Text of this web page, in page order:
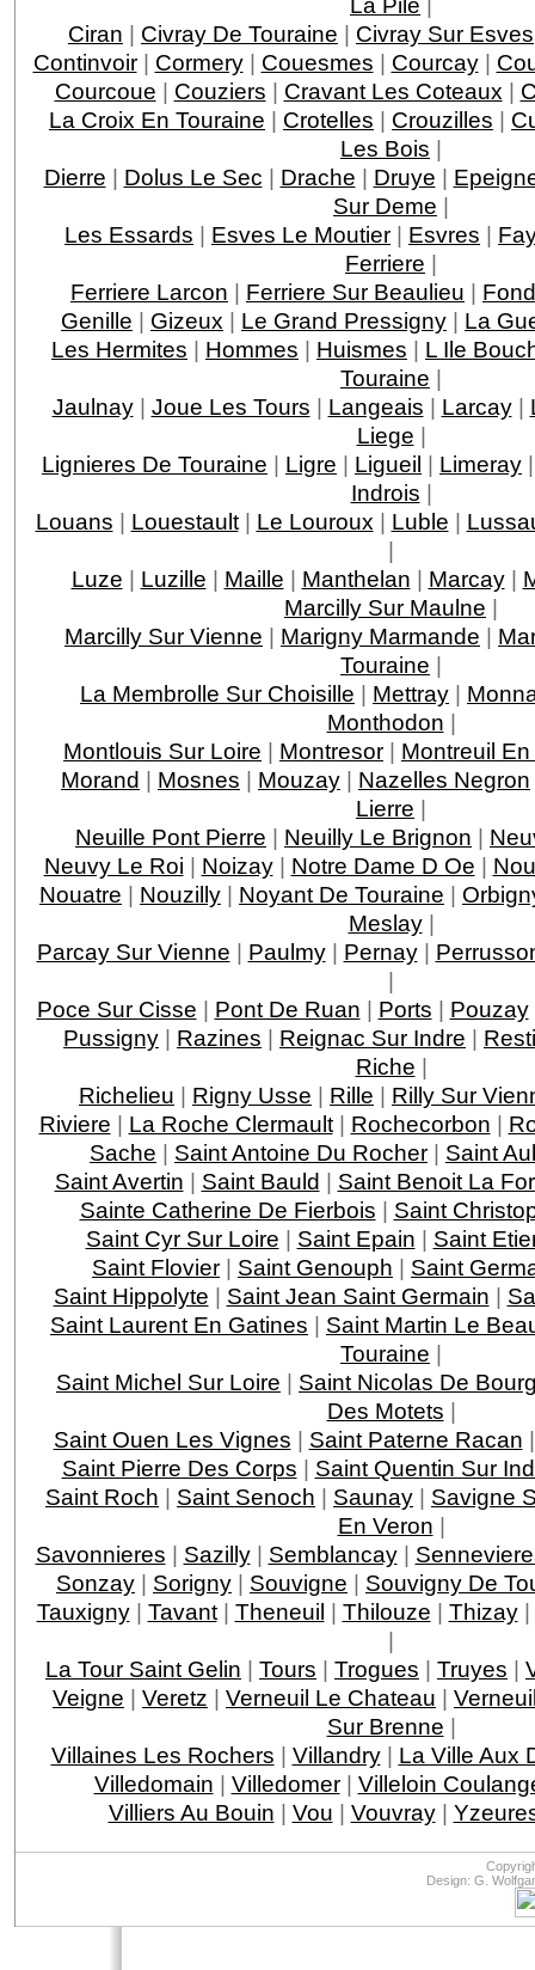
Ciran | Civray De Touraine | Civray Sur Esves
Continvoir| Cormery| Couesmes | Courcay|
Courcoue | Couziers | Cravant Les Coteaux |
La Croix En Touraine | Crotelles | Crouzilles |
Les Bois |
Dierre | Dolus Le Sec | Drache | Druye |
Sur Deme |
Les Essards | Esves Le Moutier | Esvres |
Ferriere |
Ferriere Larcon | Ferriere Sur Beaulieu |
Genille | Gizeux | Le Grand Pressigny | La
Les Hermites | Hommes | Huismes | L Ile
Touraine |
Jaulnay| Joue Les Tours | Langeais | Larcay|
Liege |
Lignieres De Touraine | Ligre | Ligueil | Limeray
Indrois |
Louans | Louestault| Le Louroux | Luble |
|
Luze | Luzille | Maille | Manthelan | Marcay|
Marcilly Sur Maulne |
Marcilly Sur Vienne | Marigny Marmande |
Touraine |
La Membrolle Sur Choisille | Mettray |
Monthodon |
Montlouis Sur Loire | Montresor | Montreuil
Morand | Mosnes | Mouzay | Nazelles Negron
Lierre |
Neuille Pont Pierre | Neuilly Le Brignon |
Neuvy Le Roi | Noizay| Notre Dame D Oe |
Nouatre | Nouzilly | Noyant De Touraine |
Meslay|
Parcay Sur Vienne | Paulmy| Pernay|
|
Poce Sur Cisse | Pont De Ruan | Ports | Pouzay
Pussigny | Razines | Reignac Sur Indre |
Riche |
Richelieu | Rigny Usse | Rille | Rilly Sur
Riviere | La Roche Clermault| Rochecorbon |
Sache | Saint Antoine Du Rocher | Saint
Saint Avertin | Saint Bauld | Saint Benoit La
Sainte Catherine De Fierbois | Saint
Saint Cyr Sur Loire | Saint Epain | Saint
Saint Flovier | Saint Genouph | Saint
Saint Hippolyte | Saint Jean Saint Germain |
Saint Laurent En Gatines | Saint Martin Le
Touraine |
Saint Michel Sur Loire | Saint Nicolas De
Des Motets |
Saint Ouen Les Vignes | Saint Paterne Racan
Saint Pierre Des Corps | Saint Quentin Sur
Saint Roch | Saint Senoch | Saunay | Savigne
En Veron |
Savonnieres | Sazilly| Semblancay|
Sonzay | Sorigny | Souvigne | Souvigny De
Tauxigny| Tavant| Theneuil | Thilouze | Thizay|
|
La Tour Saint Gelin | Tours | Trogues | Truyes |
Veigne | Veretz | Verneuil Le Chateau |
Sur Brenne |
Villaines Les Rochers | Villandry| La Ville Aux
Villedomain | Villedomer| Villeloin
Villiers Au Bouin | Vou | Vouvray|
Design: G.